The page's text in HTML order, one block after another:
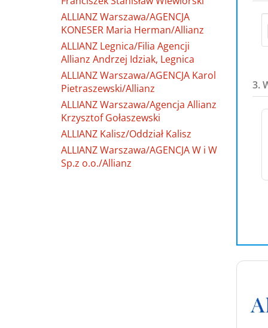
ALLIANZ Warszawa/AGENCJA
KONESER Maria Herman/Allianz
ALLIANZ Legnica/Filia Agencji
Allianz Andrzej Idziak, Legnica
ALLIANZ Warszawa/AGENCJA Karol
Pietraszewski/Allianz
ALLIANZ Warszawa/Agencja Allianz
Krzysztof Gołaszewski
ALLIANZ Kalisz/Oddział Kalisz
ALLIANZ Warszawa/AGENCJA W i W
Sp.z o.o./Allianz
3.